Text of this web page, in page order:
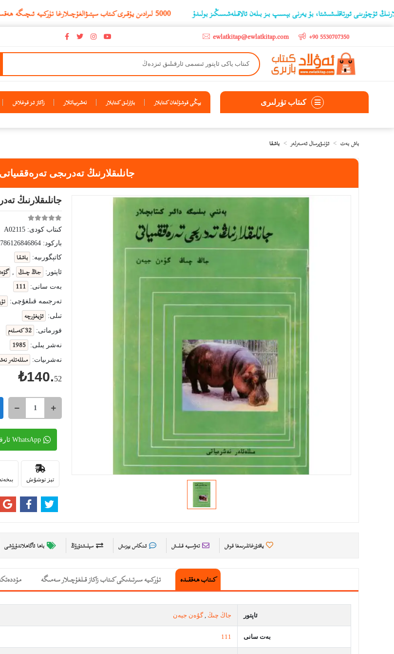
‫5000 لىرادىن يۇقىرى كىتاب سېتىۋالغۇچىلارغا تۈركىيە ئىچىگە ھەقسىز ئەۋەتىپ ېېرىلىدۇ ئورتاقلىشىشتا، بۇ يەرنى بېسىپ بىز بىلەن ئالاقىلەشسىڭىز بولىدۇ
+90 5530707350
ewlatkitap@ewlatkitap.com
كىتاب تۈرلىرى يېڭى قوشۇلغان كىتابلار بازارلىق كىتابلار نەشرىياتلار زاكاز ئىز قوغلاش
باش بەت ئۇنىۋېرسال ئەسەرلەر باشقا
جانلىقلارنىڭ تەدرىجى تەرەققىياتى
جانلىقلارنىڭ
كىتاب كودى: A02115
باركود:
كاتېگورىيە:
باشقا
ئاپتور: جاڭ چىڭ ,
بەت سانى: 111
تەرجىمە قىلغۇچى:
تىلى: ئۇيغۇرچە
فورماتى: 32 كەسلەم
نەشر يىلى: 1985
نەشرىيات: مىللەتلەر
₺140.52
WhatsApp ئارقىلىق ئالاقىلىشىڭ
تېز توشۇش
ياقتۇرغانلىرىمغا قوش تەۋسىيە قىلىش ئىنكاس يېزىش سېلىشتۇرۇڭ باھا ئاگاھلاندۇرۇشى
كىتاب ھەققىدە تۈركىيە سىرتىدىكى كىتاب زاكاز قىلغۇچىلار سەمىگە
ئاپتور جاڭ چىڭ ,گۇەن جيەن
بەت سانى 111